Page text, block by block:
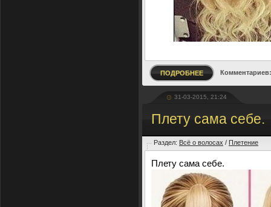
ПОДРОБНЕЕ
31-03-2015, 21:24
Плету сама себе.
Раздел: Всё о волосах / Плетение
Плету сама себе.